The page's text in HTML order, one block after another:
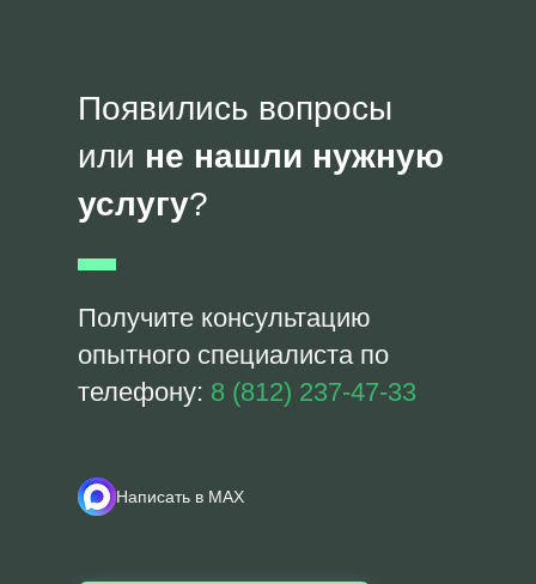
Появились вопросы
или не нашли нужную
услугу?
Получите консультацию
опытного специалиста по
телефону: 8 (812) 237-47-33
Написать в MAX